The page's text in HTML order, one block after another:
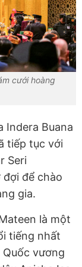
cưới hoàng
Indera Buana
tiếp tục với
Seri
để chào
gia.
là một
tiếng nhất
vương